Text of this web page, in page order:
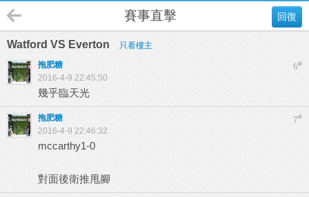
回復
賽事直擊
Watford VS Everton 只看樓主
6#
拖肥糖
2016-4-9 22:45:50
幾乎臨天光
7#
拖肥糖
2016-4-9 22:46:32
mccarthy1-0
對面後衛推甩腳